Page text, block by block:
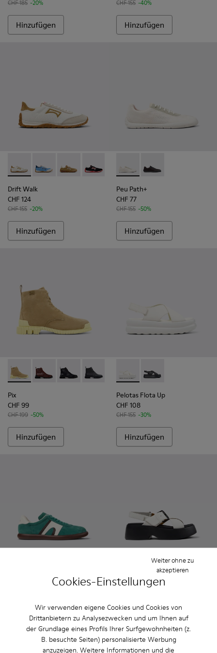
Cookies-Einstellungen
Wir verwenden eigene Cookies und Cookies von
Drittanbietern zu Analysezwecken und um Ihnen auf
der Grundlage eines Profils Ihrer Surfgewohnheiten (z.
B. besuchte Seiten) personalisierte Werbung
anzuzeigen. Weitere Informationen und die
Weiter ohne zu
akzeptieren
CHF 185 -20%
Hinzufügen
CHF 155 -40%
Hinzufügen
Drift Walk - K201886-001 - Mehrfarbige Sneaker aus Textil
Drift Walk - K201886-008 - Mehrfarbige Sneaker
Drift Walk - K201886-006
Drift Walk - K201886-003
Drift Walk
CHF 124
CHF 155 -20%
Hinzufügen
Peu Path+ - K201889-001 -
Peu Path+ -
Peu Path+
CHF 77
CHF 155 -50%
Hinzufügen
Pix - K400830-004 - Braune Veloursleder-Stiefeletten Für
Pix - K400830-006
Pix - K400830-005
Pix - K400830-001
Pix
CHF 99
CHF 199 -50%
Hinzufügen
Pelotas Flota Up -
Pelotas Flota Up -
Pelotas Flota Up
CHF 108
CHF 155 -30%
Hinzufügen
Pelotas Soller - K201608-031 - Mehrfarbige Sneaker aus
Pelotas Soller - K201608-041
Pelotas Soller - K201608-038
Pelotas Soller - K201608-037
Pelotas Soller - K201608-036
Pelotas Soller -
Pelotas Soller -
-40%
Hinzufügen
Tasha - K201860-005 -
Tasha - K201860-006
CHF 122
CHF 175 -30%
Hinzufügen